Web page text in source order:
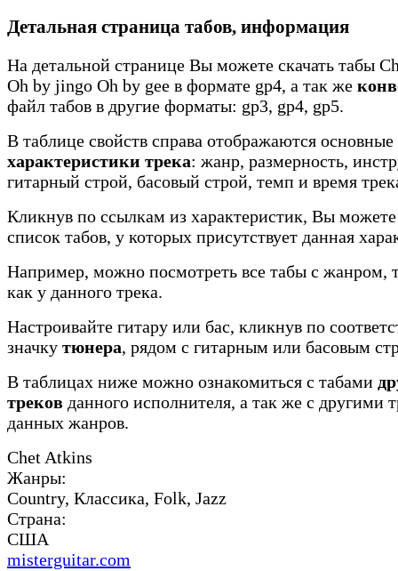
Детальная страница табов, информация
На детальной странице Вы можете скачать табы
Oh by jingo Oh by gee в формате gp4, а так же
файл табов в другие форматы: gp3, gp4, gp5.
В таблице свойств справа отображаются основные
характеристики трека: жанр, размерность,
гитарный строй, басовый строй, темп и время
Кликнув по ссылкам из характеристик, Вы
список табов, у которых присутствует данная
Например, можно посмотреть все табы с жанром,
как у данного трека.
Настроивайте гитару или бас, кликнув по
значку тюнера, рядом с гитарным или басовым
В таблицах ниже можно ознакомиться с табами
треков данного исполнителя, а так же с другими
данных жанров.
Chet Atkins
Жанры:
Country, Классика, Folk, Jazz
Страна:
США
misterguitar.com